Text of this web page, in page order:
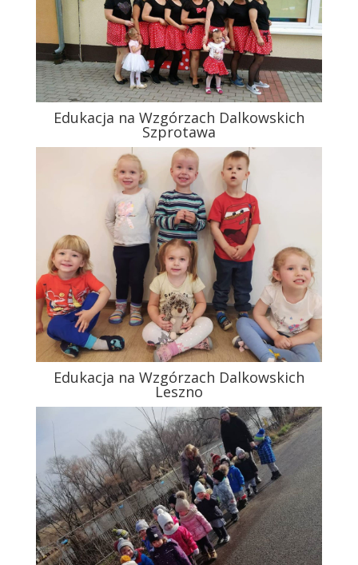
Edukacja na Wzgórzach Dalkowskich
Szprotawa
Edukacja na Wzgórzach Dalkowskich
Leszno